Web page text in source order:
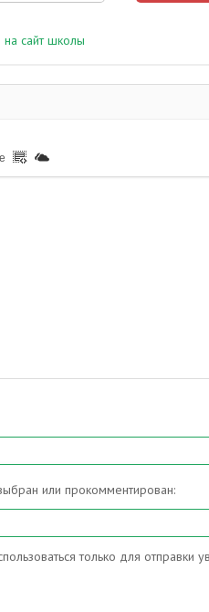
на сайт школы
или прокомментирован:
только для отправки